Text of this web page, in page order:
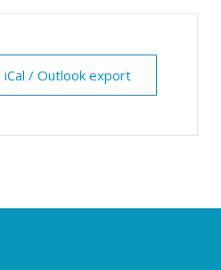
iCal / Outlook export